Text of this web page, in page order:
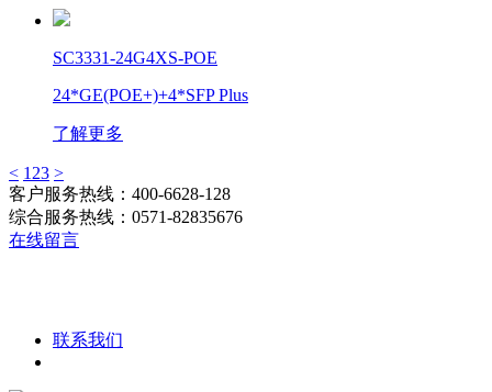
SC3331-24G4XS-POE
24*GE(POE+)+4*SFP Plus
了解更多
< 1 23 >
客户服务热线：400-6628-128
综合服务热线：0571-82835676
在线留言
联系我们